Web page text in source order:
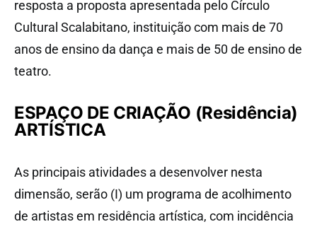
resposta a proposta apresentada pelo Círculo
Cultural Scalabitano, instituição com mais de 70
anos de ensino da dança e mais de 50 de ensino de
teatro.
ESPAÇO DE CRIAÇÃO (Residência)
ARTÍSTICA
As principais atividades a desenvolver nesta
dimensão, serão (I) um programa de acolhimento
de artistas em residência artística, com incidência